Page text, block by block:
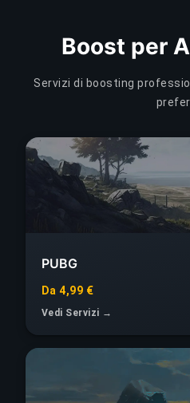
Boost per
Servizi di boosting
PUBG
Da 4,99 €
Vedi Servizi →